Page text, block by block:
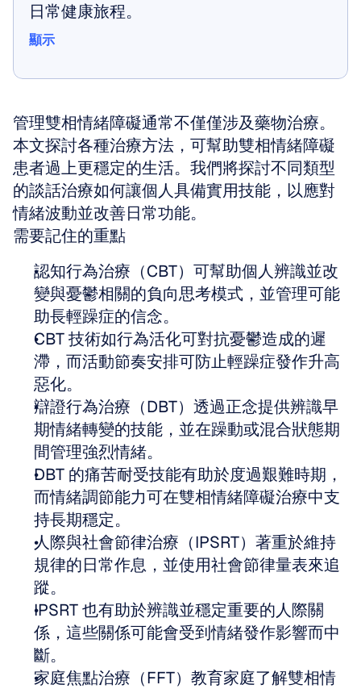
日常健康旅程。
顯示
管理雙相情緒障礙通常不僅僅涉及藥物治療。
本文探討各種治療方法，可幫助雙相情緒障礙
患者過上更穩定的生活。我們將探討不同類型
的談話治療如何讓個人具備實用技能，以應對
情緒波動並改善日常功能。
需要記住的重點
認知行為治療（CBT）可幫助個人辨識並改
變與憂鬱相關的負向思考模式，並管理可能
助長輕躁症的信念。
CBT 技術如行為活化可對抗憂鬱造成的遲
滯，而活動節奏安排可防止輕躁症發作升高
惡化。
辯證行為治療（DBT）透過正念提供辨識早
期情緒轉變的技能，並在躁動或混合狀態期
間管理強烈情緒。
DBT 的痛苦耐受技能有助於度過艱難時期，
而情緒調節能力可在雙相情緒障礙治療中支
持長期穩定。
人際與社會節律治療（IPSRT）著重於維持
規律的日常作息，並使用社會節律量表來追
蹤。
IPSRT 也有助於辨識並穩定重要的人際關
係，這些關係可能會受到情緒發作影響而中
斷。
家庭焦點治療（FFT）教育家庭了解雙相情